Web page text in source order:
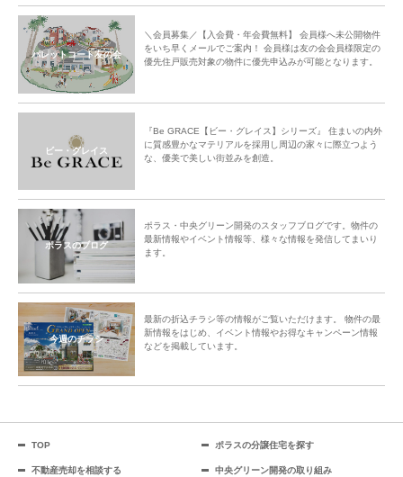
パレットコート友の会
＼会員募集／【入会費・年会費無料】 会員様へ未公開物件
をいち早くメールでご案内！ 会員様は友の会会員様限定の
優先住戸販売対象の物件に優先申込みが可能となります。
ビー・グレイス
『Be GRACE【ビー・グレイス】シリーズ』 住まいの内外
に質感豊かなマテリアルを採用し周辺の家々に際立つよう
な、優美で美しい街並みを創造。
ポラスのブログ
ポラス・中央グリーン開発のスタッフブログです。物件の
最新情報やイベント情報等、様々な情報を発信してまいり
ます。
今週のチラシ
最新の折込チラシ等の情報がご覧いただけます。 物件の最
新情報をはじめ、イベント情報やお得なキャンペーン情報
などを掲載しています。
TOP ポラスの分譲住宅を探す
不動産売却を相談する 中央グリーン開発の取り組み